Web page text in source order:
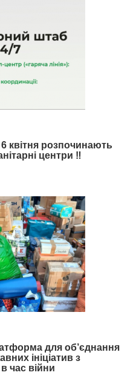
6 квітня розпочинають
центри ‼️
для об’єднання
ініціатив з
час війни